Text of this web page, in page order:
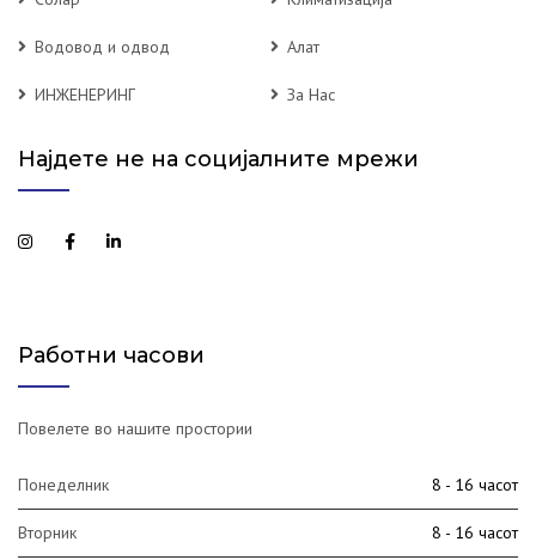
Водовод и одвод Алат
ИНЖЕНЕРИНГ За Нас
Најдете не на социјалните мрежи
Работни часови
Повелете во нашите простории
Понеделник 8 - 16 часот
Вторник 8 - 16 часот